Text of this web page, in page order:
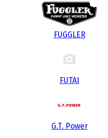
FUGGLER
FUTAI
G.T. Power